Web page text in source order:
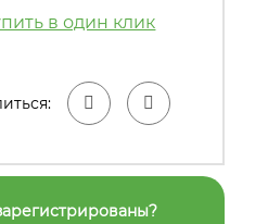
в один клик